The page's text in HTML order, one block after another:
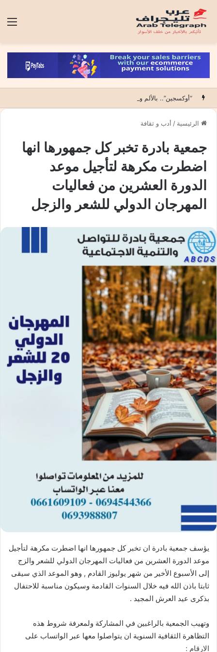
الرئيسية / أدب و ثقافة
جمعية بادرة تخبر كل جمهورها انها
اضطرت مكرهة لتأجيل موعد
الدورة العشرين من فعاليات
المهرجان الدولي للشعر والزجل
يؤسف جمعية بادرة ان تخبر كل جمهورها انها اضطرت مكرهة لتأجيل
موعد الدورة العشرين من فعاليات المهرجان الدولي للشعر والزج
إلى الأسبوع الأخير من شهر يوليوز القادم , وهو الموعد الذي سيقى
ثابتا باذن الله فيه خلال السنوات القادمة وسيكون مناسبة للاحتفال
بذكرى عيد العرش المجيد .
وتهيب الجمعية بالراغبين في المشاركة ولمعرفة شروط هذه
التظاهرة الثقافية السنوية ان يتواصلوا معها عبر الواتساب على
الارقام :